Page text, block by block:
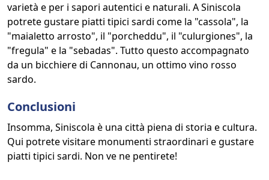
varietà e per i sapori autentici e naturali. A Siniscola
potrete gustare piatti tipici sardi come la "cassola", la
"maialetto arrosto", il "porcheddu", il "culurgiones", la
"fregula" e la "sebadas". Tutto questo accompagnato
da un bicchiere di Cannonau, un ottimo vino rosso
sardo.
Conclusioni
Insomma, Siniscola è una città piena di storia e cultura.
Qui potrete visitare monumenti straordinari e gustare
piatti tipici sardi. Non ve ne pentirete!